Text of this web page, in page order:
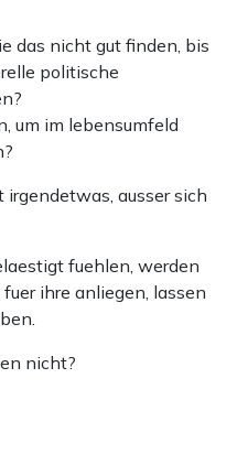
das nicht gut finden, bis
politische
um im lebensumfeld
ausser sich
fuehlen, werden
ihre anliegen, lassen
nicht?